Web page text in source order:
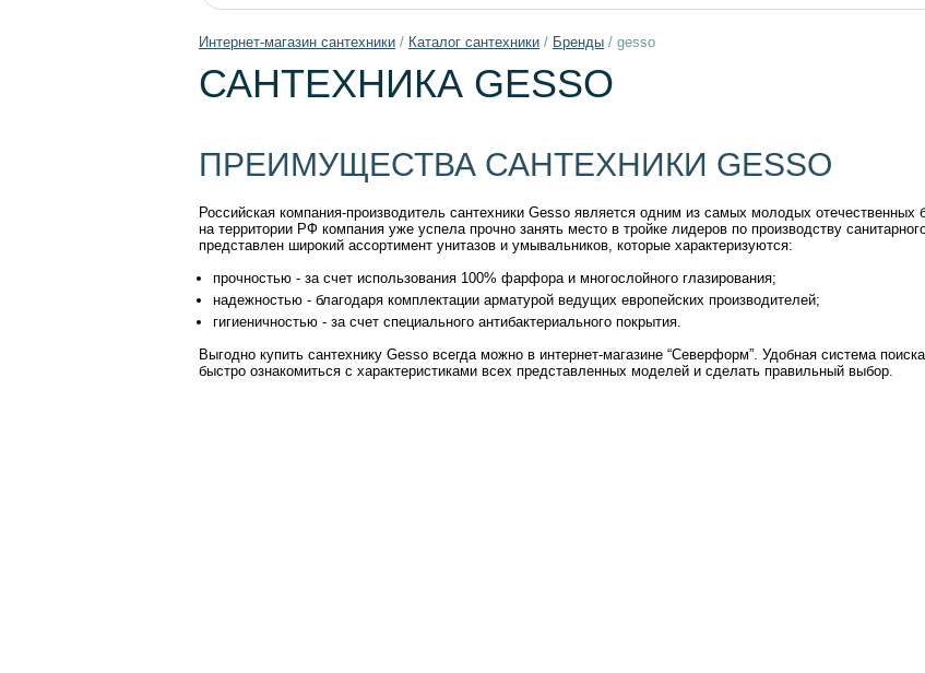
Интернет-магазин сантехники / Каталог сантехники / Бренды / gesso
САНТЕХНИКА GESSO
ПРЕИМУЩЕСТВА САНТЕХНИКИ GESSO
Российская компания-производитель сантехники Gesso является одним из самых молодых
на территории РФ компания уже успела прочно занять место в тройке лидеров по производству
представлен широкий ассортимент унитазов и умывальников, которые характеризуются:
прочностью - за счет использования 100% фарфора и многослойного глазирования;
надежностью - благодаря комплектации арматурой ведущих европейских производителей;
гигиеничностью - за счет специального антибактериального покрытия.
Выгодно купить сантехнику Gesso всегда можно в интернет-магазине “Северформ”. Удобная система
быстро ознакомиться с характеристиками всех представленных моделей и сделать правильный выбор.